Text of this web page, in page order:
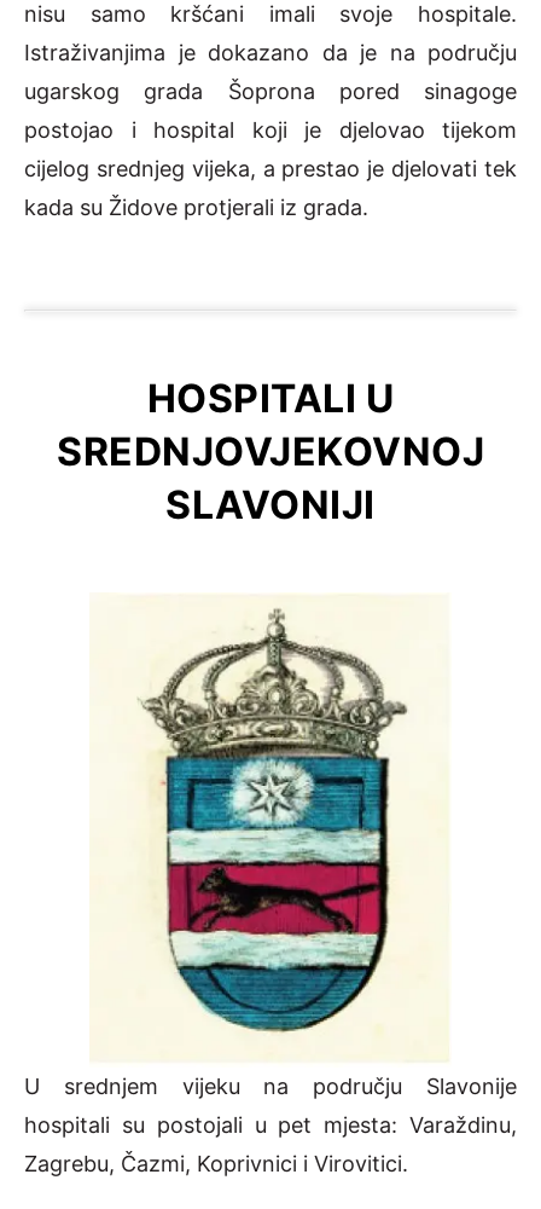
nisu samo kršćani imali svoje hospitale.
Istraživanjima je dokazano da je na području
ugarskog grada Šoprona pored sinagoge
postojao i hospital koji je djelovao tijekom
cijelog srednjeg vijeka, a prestao je djelovati tek
kada su Židove protjerali iz grada.
HOSPITALI U
SREDNJOVJEKOVNOJ
SLAVONIJI
U srednjem vijeku na području Slavonije
hospitali su postojali u pet mjesta: Varaždinu,
Zagrebu, Čazmi, Koprivnici i Virovitici.